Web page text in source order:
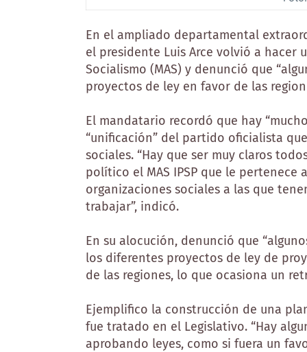
En el ampliado departamental
el presidente Luis Arce volvió a hacer
Socialismo (MAS) y denunció que
proyectos de ley en favor de las
El mandatario recordó que hay
“unificación” del partido oficialista
sociales. “Hay que ser muy claros
político el MAS IPSP que le
organizaciones sociales a las que
trabajar”, indicó.
En su alocución, denunció que
los diferentes proyectos de ley de
de las regiones, lo que ocasiona un
Ejemplifico la construcción de una
fue tratado en el Legislativo. “Hay
aprobando leyes, como si fuera un